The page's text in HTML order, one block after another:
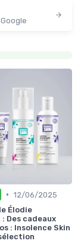
• 12/06/2025
Élodie
: Des cadeaux
: Insolence Skin